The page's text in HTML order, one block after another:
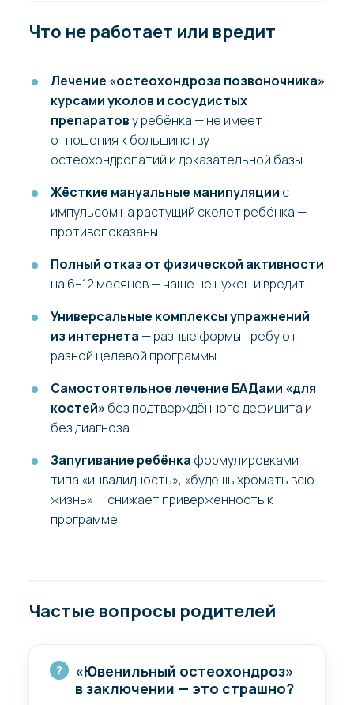
Что не работает или вредит
Лечение «остеохондроза позвоночника»
курсами уколов и сосудистых
препаратову ребёнка — не имеет
отношения к большинству
остеохондропатий и доказательной базы.
Жёсткие мануальные манипуляции с
импульсом на растущий скелет ребёнка —
противопоказаны.
Полный отказ от физической активности
на 6–12 месяцев — чаще не нужен и вредит.
Универсальные комплексы упражнений
из интернета — разные формы требуют
разной целевой программы.
Самостоятельное лечение БАДами «для
костей» без подтверждённого дефицита и
без диагноза.
Запугивание ребёнка формулировками
типа «инвалидность», «будешь хромать всю
жизнь» — снижает приверженность к
программе.
Частые вопросы родителей
«Ювенильный остеохондроз»
в заключении — это страшно?